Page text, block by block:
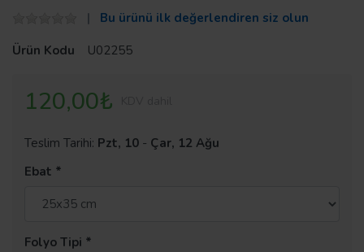
Bu ürünü ilk değerlendiren siz olun
Ürün Kodu
U02255
120,00₺
Teslim Tarihi: Pzt, 10 - Çar, 12 Ağu
Ebat
Folyo Tipi